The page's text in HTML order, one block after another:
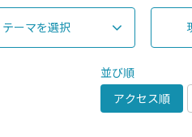
テーマを選択
並び順
アクセス順